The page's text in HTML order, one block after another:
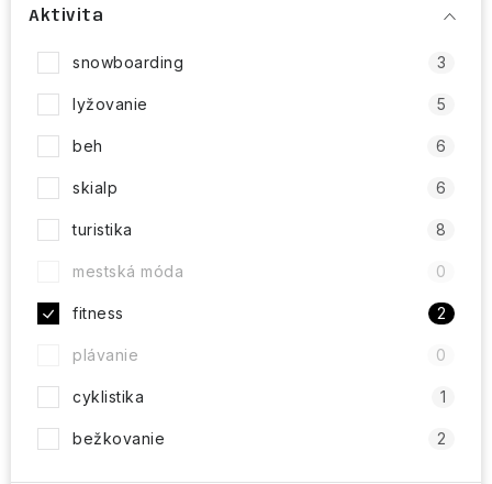
Aktivita
snowboarding 3
lyžovanie 5
beh 6
skialp 6
turistika 8
mestská móda 0
fitness 2
plávanie 0
cyklistika 1
bežkovanie 2